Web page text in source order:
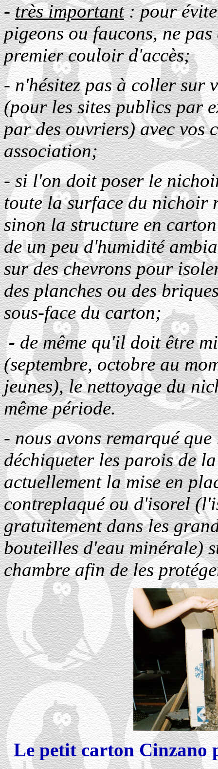
-très important: pour
pigeons ou faucons, ne
premier couloir d'accès;
- n'hésitez pas à coller sur
(pour les sites publics par
par des ouvriers) avec vos
association;
- si l'on doit poser le
toute la surface du nichoir
sinon la structure en
de un peu d'humidité
sur des chevrons pour
des planches ou des
sous-face du carton;
-de même qu'il doit être
(septembre, octobre au
jeunes), le nettoyage du
même période.
- nous avons remarqué
déchiqueter les parois de
actuellement la mise en
contreplaqué ou d'isorel
gratuitement dans les
bouteilles d'eau minérale)
chambre afin de les
Le petit carton Cinzano